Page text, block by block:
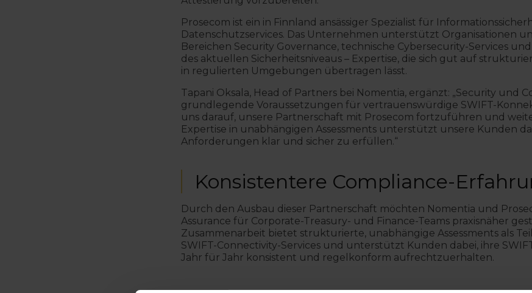
Prosecom ist ein in Finnland ansässiger Spezialist für
Datenschutzservices. Das Unternehmen unterstützt Organisationen
Bereichen Security Governance, technische Cybersecurity-Services
des aktuellen Sicherheitsniveaus – Expertise, die sich gut auf
in regulierten Umgebungen übertragen lässt.
Tapani Oksala, Head of Partners bei Nomentia, ergänzt: „Security und
grundlegende Voraussetzungen für vertrauenswürdige SWIFT-
uns darauf, unsere Partnerschaft mit Prosecom fortzuführen und
Expertise in unabhängigen Assessments unterstützt unsere Kunden
Anforderungen klar und sicher zu erfüllen.“
Konsistentere Compliance-
Durch den Ausbau dieser Partnerschaft möchten Nomentia und
Assurance für Corporate-Treasury- und Finance-Teams praxisnäher
Zusammenarbeit bietet strukturierte, unabhängige Assessments als
SWIFT-Connectivity-Services und unterstützt Kunden dabei, ihre
Jahr für Jahr konsistent und regelkonform aufrechtzuerhalten.